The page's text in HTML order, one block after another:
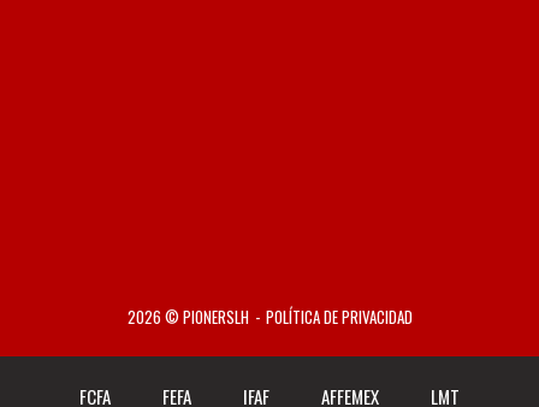
2026 © PIONERSLH POLÍTICA DE PRIVACIDAD
FCFA FEFA IFAF AFFEMEX LMT